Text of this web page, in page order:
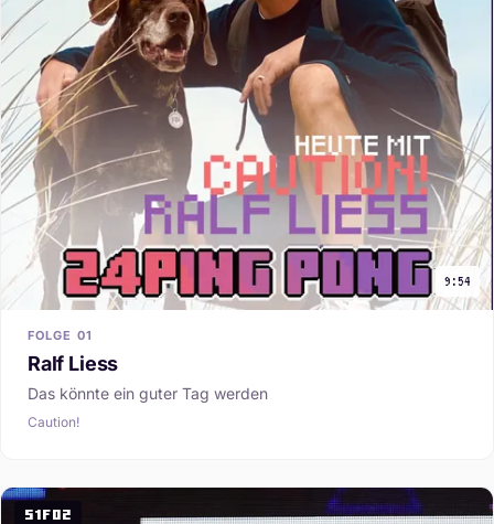
9:54
FOLGE 01
Ralf Liess
Das könnte ein guter Tag werden
Caution!
S1F02